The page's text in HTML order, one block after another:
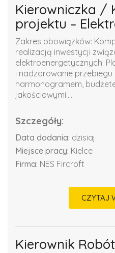
Kierowniczka /
projektu –
Zakres obowiązków:
realizacją inwestycji
elektroenergetycznych.
i nadzorowanie
harmonogramem,
jakościowymi....
Szczegóły:
Data dodania: dzisiaj
Miejsce pracy: Kielce
Firma: NES Fircroft
CZYTAJ
Kierownik